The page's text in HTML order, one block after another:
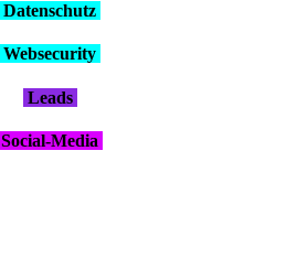
Daten­schutz
Web­se­cu­ri­ty
Leads
Social-Media